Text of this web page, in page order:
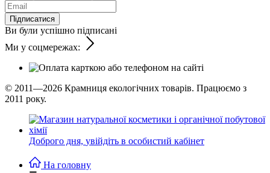
Підписатися
Ви були успішно підписані
Ми у соцмережах:
© 2011—2026 Крамниця екологічних товарів. Працюємо з
2011 року.
Доброго дня, увійдіть в особистий кабінет
На головну